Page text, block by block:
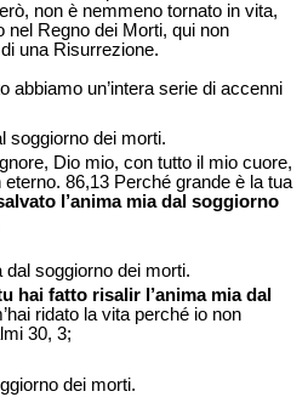
non è nemmeno tornato in vita,
nel Regno dei Morti, qui non
una Risurrezione.
abbiamo un’intera serie di accenni
soggiorno dei morti.
Dio mio, con tutto il mio cuore,
86,13 Perché grande è la tua
l’anima mia dal soggiorno
dal soggiorno dei morti.
hai fatto risalir l’anima mia dal
ridato la vita perché io non
30, 3;
dei morti.